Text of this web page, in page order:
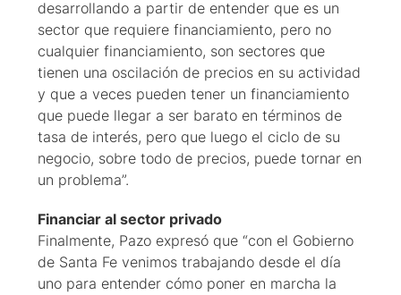
desarrollando a partir de entender que es un
sector que requiere financiamiento, pero no
cualquier financiamiento, son sectores que
tienen una oscilación de precios en su actividad
y que a veces pueden tener un financiamiento
que puede llegar a ser barato en términos de
tasa de interés, pero que luego el ciclo de su
negocio, sobre todo de precios, puede tornar en
un problema”.
Financiar al sector privado
Finalmente, Pazo expresó que “con el Gobierno
de Santa Fe venimos trabajando desde el día
uno para entender cómo poner en marcha la